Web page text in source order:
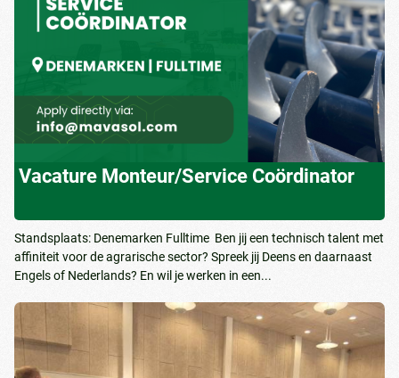
Vacature Monteur/Service Coördinator
Standsplaats: Denemarken Fulltime Ben jij een technisch talent met
affiniteit voor de agrarische sector? Spreek jij Deens en daarnaast
Engels of Nederlands? En wil je werken in een...